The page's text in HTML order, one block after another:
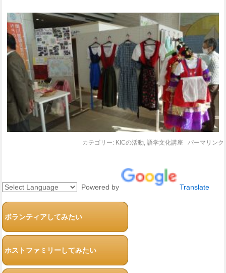
カテゴリー: KICの活動, 語学文化講座 パーマリンク
Powered by Translate
ボランティアしてみたい
ホストファミリーしてみたい